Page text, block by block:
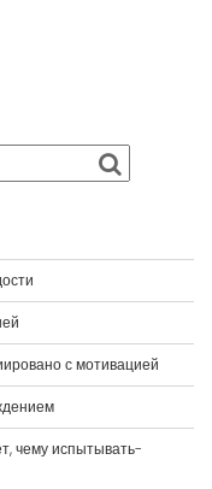
с мотивацией
чему испытывать-